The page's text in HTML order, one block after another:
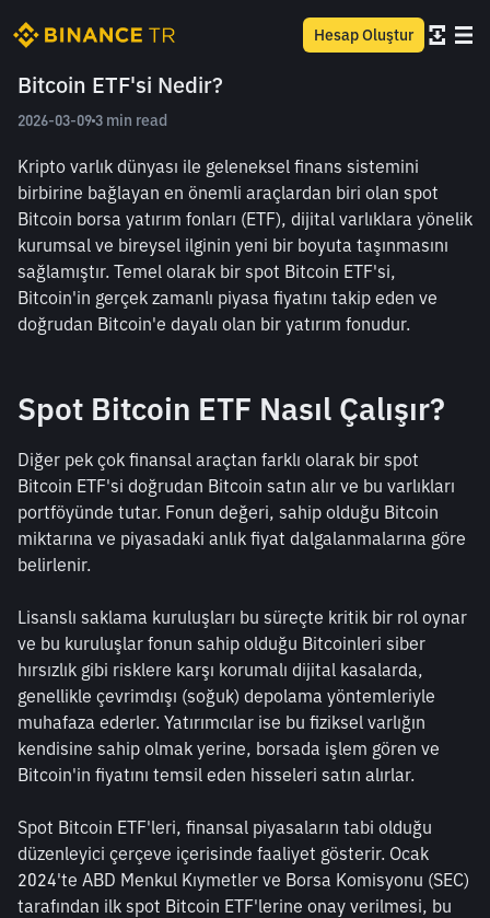
Hesap Oluştur
Bitcoin ETF'si Nedir?
2026-03-093 min read
Kripto varlık dünyası ile geleneksel finans sistemini
birbirine bağlayan en önemli araçlardan biri olan spot
Bitcoin borsa yatırım fonları (ETF), dijital varlıklara yönelik
kurumsal ve bireysel ilginin yeni bir boyuta taşınmasını
sağlamıştır. Temel olarak bir spot Bitcoin ETF'si,
Bitcoin'in gerçek zamanlı piyasa fiyatını takip eden ve
doğrudan Bitcoin'e dayalı olan bir yatırım fonudur.
Spot Bitcoin ETF Nasıl Çalışır?
Diğer pek çok finansal araçtan farklı olarak bir spot
Bitcoin ETF'si doğrudan Bitcoin satın alır ve bu varlıkları
portföyünde tutar. Fonun değeri, sahip olduğu Bitcoin
miktarına ve piyasadaki anlık fiyat dalgalanmalarına göre
belirlenir.
Lisanslı saklama kuruluşları bu süreçte kritik bir rol oynar
ve bu kuruluşlar fonun sahip olduğu Bitcoinleri siber
hırsızlık gibi risklere karşı korumalı dijital kasalarda,
genellikle çevrimdışı (soğuk) depolama yöntemleriyle
muhafaza ederler. Yatırımcılar ise bu fiziksel varlığın
kendisine sahip olmak yerine, borsada işlem gören ve
Bitcoin'in fiyatını temsil eden hisseleri satın alırlar.
Spot Bitcoin ETF'leri, finansal piyasaların tabi olduğu
düzenleyici çerçeve içerisinde faaliyet gösterir. Ocak
2024'te ABD Menkul Kıymetler ve Borsa Komisyonu (SEC)
tarafından ilk spot Bitcoin ETF'lerine onay verilmesi, bu